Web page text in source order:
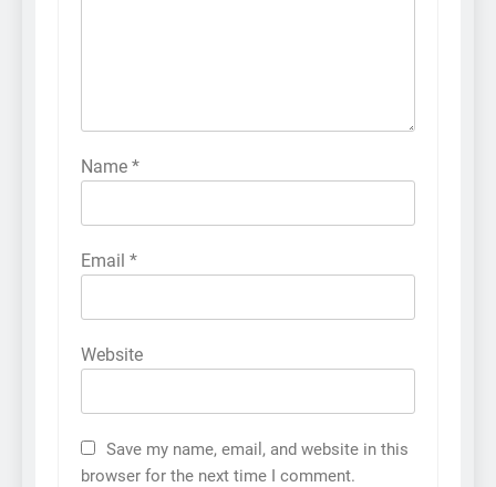
Name *
Email *
Website
Save my name, email, and website in this
browser for the next time I comment.